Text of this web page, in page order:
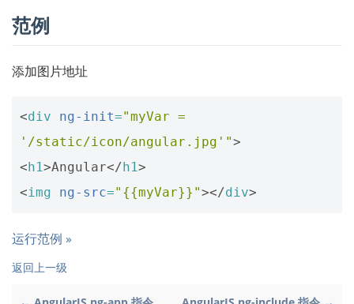
范例
添加图片地址
<div ng-init="myVar =
'/static/icon/angular.jpg'">
<h1>Angular</h1>
<img ng-src="{{myVar}}"></div>
运行范例 »
返回上一级